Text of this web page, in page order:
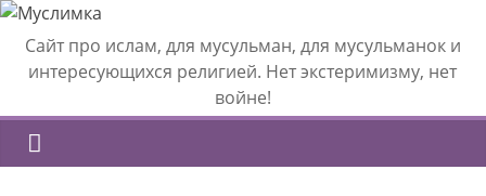
Сайт про ислам, для мусульман, для мусульманок и
интересующихся религией. Нет экстеримизму, нет
войне!